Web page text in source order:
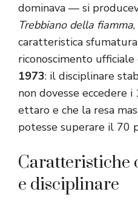
dominava — si
Trebbiano della fiamma
caratteristica
riconoscimento ufficiale
1973: il disciplinare
non dovesse eccedere
ettaro e che la resa
potesse superare il 70
Caratteristiche
e disciplinare